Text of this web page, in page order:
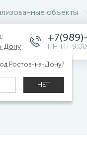
объекты
Дону
Ростов-на-Дону?
НЕТ
ПН-ПТ